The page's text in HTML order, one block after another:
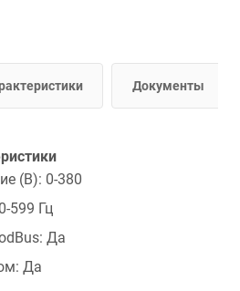
Документы
(В): 0-380
599 Гц
Да
Да